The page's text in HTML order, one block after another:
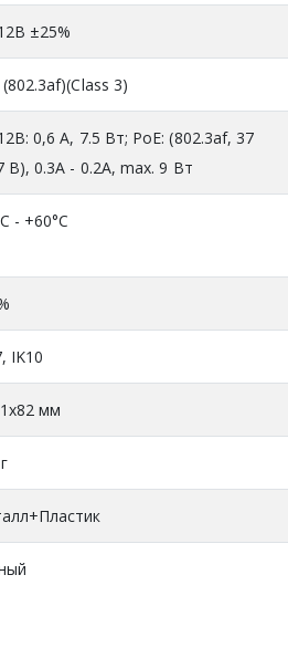
±25%
(802.3af)(Class 3)
0,6 А, 7.5 Вт; PoE: (802.3af, 37
В), 0.3A - 0.2A, max. 9 Вт
- +60°C
IK10
мм